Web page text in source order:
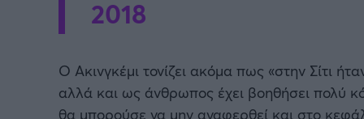
2018
Ο Ακινγκέμι τονίζει ακόμα πως «στην Σίτι
αλλά και ως άνθρωπος έχει βοηθήσει πολύ
θα μπορούσε να μην αναφερθεί και στο